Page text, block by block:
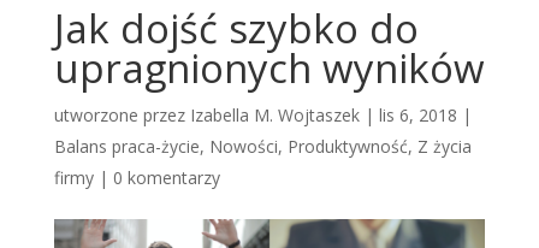
Jak dojść szybko do
upragnionych wyników
utworzone przez Izabella M. Wojtaszek| lis 6, 2018 |
Balans praca-życie, Nowości, Produktywność, Z życia
firmy| 0 komentarzy